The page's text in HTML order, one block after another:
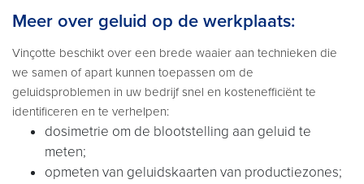
Meer over geluid op de werkplaats:
Vinçotte beschikt over een brede waaier aan technieken die
we samen of apart kunnen toepassen om de
geluidsproblemen in uw bedrijf snel en kostenefficiënt te
identificeren en te verhelpen:
dosimetrie om de blootstelling aan geluid te
meten;
opmeten van geluidskaarten van productiezones;